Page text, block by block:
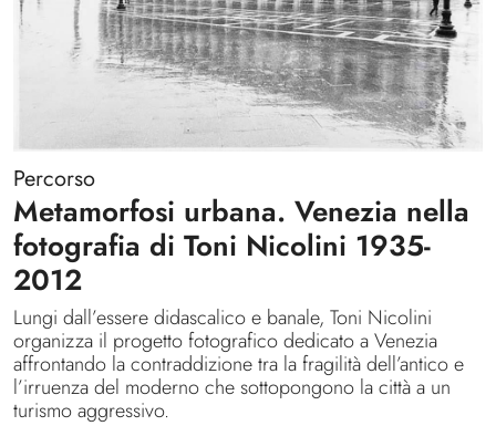
Percorso
Metamorfosi urbana. Venezia nella
fotografia di Toni Nicolini 1935-
2012
Lungi dall’essere didascalico e banale, Toni Nicolini
organizza il progetto fotografico dedicato a Venezia
affrontando la contraddizione tra la fragilità dell’antico e
l’irruenza del moderno che sottopongono la città a un
turismo aggressivo.